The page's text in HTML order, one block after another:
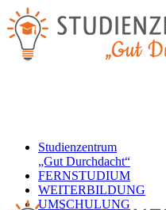
Studienzentrum
„Gut Durchdacht“
FERNSTUDIUM
WEITERBILDUNG
UMSCHULUNG